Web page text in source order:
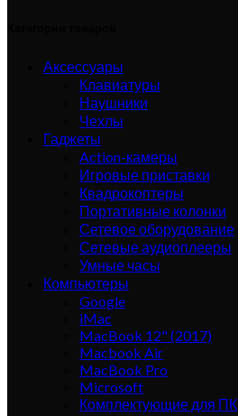
Аксессуары
Клавиатуры
Наушники
Чехлы
Гаджеты
Action-камеры
Игровые приставки
Квадрокоптеры
Портативные колонки
Сетевое оборудование
Сетевые аудиоплееры
Умные часы
Компьютеры
Google
iMac
MacBook 12" (2017)
Macbook Air
MacBook Pro
Microsoft
Комплектующие для ПК